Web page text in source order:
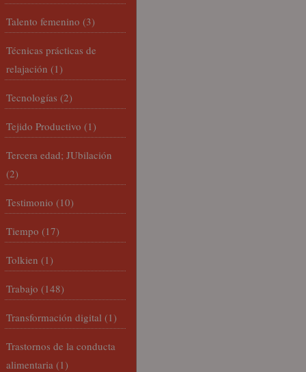
Talento femenino (3)
Técnicas prácticas de
relajación (1)
Tecnologías (2)
Tejido Productivo (1)
Tercera edad; JUbilación
(2)
Testimonio (10)
Tiempo (17)
Tolkien (1)
Trabajo (148)
Transformación digital (1)
Trastornos de la conducta
alimentaria (1)